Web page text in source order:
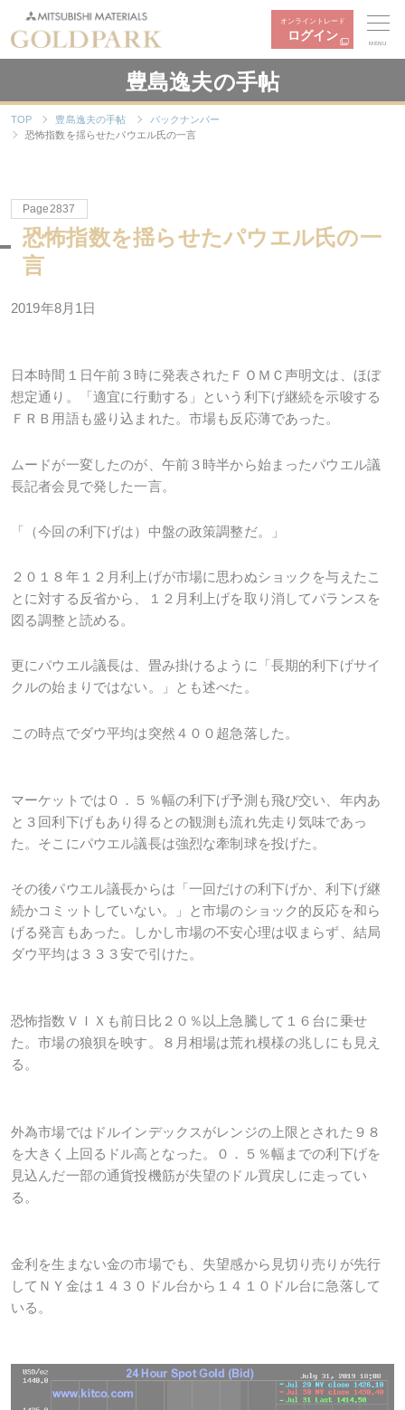
オンライントレード
ログイン
MENU
豊島逸夫の手帖
TOP 豊島逸夫の手帖
バックナンバー
恐怖指数を揺らせたパウエル氏の一言
Page2837
恐怖指数を揺らせたパウエル氏の一
言
2019年8月1日
日本時間１日午前３時に発表されたＦＯＭＣ声明文は、ほぼ
想定通り。「適宜に行動する」という利下げ継続を示唆する
ＦＲＢ用語も盛り込まれた。市場も反応薄であった。
ムードが一変したのが、午前３時半から始まったパウエル議
長記者会見で発した一言。
「（今回の利下げは）中盤の政策調整だ。」
２０１８年１２月利上げが市場に思わぬショックを与えたこ
とに対する反省から、１２月利上げを取り消してバランスを
図る調整と読める。
更にパウエル議長は、畳み掛けるように「長期的利下げサイ
クルの始まりではない。」とも述べた。
この時点でダウ平均は突然４００超急落した。
マーケットでは０．５％幅の利下げ予測も飛び交い、年内あ
と３回利下げもあり得るとの観測も流れ先走り気味であっ
た。そこにパウエル議長は強烈な牽制球を投げた。
その後パウエル議長からは「一回だけの利下げか、利下げ継
続かコミットしていない。」と市場のショック的反応を和ら
げる発言もあった。しかし市場の不安心理は収まらず、結局
ダウ平均は３３３安で引けた。
恐怖指数ＶＩＸも前日比２０％以上急騰して１６台に乗せ
た。市場の狼狽を映す。８月相場は荒れ模様の兆しにも見え
る。
外為市場ではドルインデックスがレンジの上限とされた９８
を大きく上回るドル高となった。０．５％幅までの利下げを
見込んだ一部の通貨投機筋が失望のドル買戻しに走ってい
る。
金利を生まない金の市場でも、失望感から見切り売りが先行
してＮＹ金は１４３０ドル台から１４１０ドル台に急落して
いる。